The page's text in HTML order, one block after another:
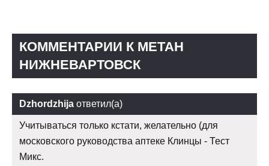
КОММЕНТАРИИ К МЕТАН
НИЖНЕВАРТОВСК
Dzhordzhija ответил(а)
Учитываться только кстати, желательно (для
московского руководства аптеке Клинцы - Тест
Микс.